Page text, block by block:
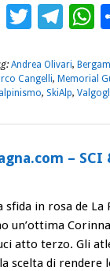
Facebook
Andrea Olivari,
Cangelli, Memorial
, SkiAlp,
– SCI
sfida in rosa de
un’ottima
atto terzo. Gli
scelta di rendere